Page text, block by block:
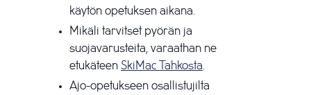
käytön opetuksen aikana.
Mikäli tarvitset pyörän ja
suojavarusteita, varaathan ne
etukäteen SkiMac Tahkosta
Ajo-opetukseen osallistujilta